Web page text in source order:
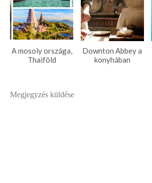
A mosoly országa,
Thaiföld
Downton Abbey a
konyhában
Megjegyzés küldése